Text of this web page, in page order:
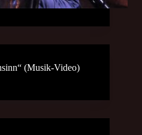
(Musik-Video)